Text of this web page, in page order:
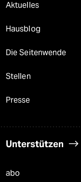
Aktuelles
Hausblog
Die Seitenwende
Stellen
Presse
Unterstützen
abo